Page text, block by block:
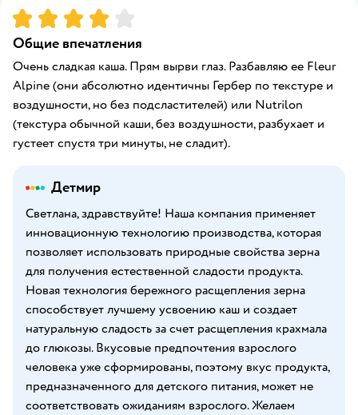
Рейтинг:4
Общие впечатления
Очень сладкая каша. Прям вырви глаз. Разбавляю ее Fleur
Alpine (они абсолютно идентичны Гербер по текстуре и
воздушности, но без подсластителей) или Nutrilon
(текстура обычной каши, без воздушности, разбухает и
густеет спустя три минуты, не сладит).
Детмир
Светлана, здравствуйте! Наша компания применяет
инновационную технологию производства, которая
позволяет использовать природные свойства зерна
для получения естественной сладости продукта.
Новая технология бережного расщепления зерна
способствует лучшему усвоению каш и создает
натуральную сладость за счет расщепления крахмала
до глюкозы. Вкусовые предпочтения взрослого
человека уже сформированы, поэтому вкус продукта,
предназначенного для детского питания, может не
соответствовать ожиданиям взрослого. Желаем